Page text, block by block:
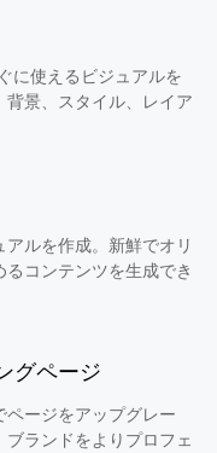
に使えるビジュアルを
景、スタイル、レイア
ルを作成。新鮮でオリ
コンテンツを生成でき
グページ
ージをアップグレー
ブランドをよりプロフェ